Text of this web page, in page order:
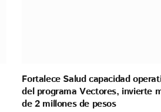
Fortalece Salud capacidad
del programa Vectores, invierte
de 2 millones de pesos